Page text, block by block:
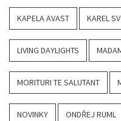
KAPELA AVAST KAREL
LIVING DAYLIGHTS
MORITURI TE SALUTANT
NOVINKY ONDŘEJ RUML